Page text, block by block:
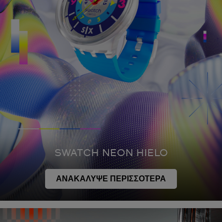
SWATCH NEON HIELO
ΑΝΑΚΑΛΥΨΕ ΠΕΡΙΣΣΟΤΕΡΑ